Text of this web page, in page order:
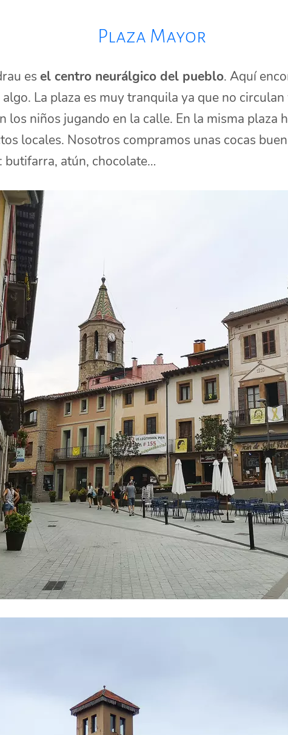
Plaza Mayor
es el centro neurálgico del pueblo. Aquí
La plaza es muy tranquila ya que no
los niños jugando en la calle. En la misma plaza
locales. Nosotros compramos unas cocas
butifarra, atún, chocolate…